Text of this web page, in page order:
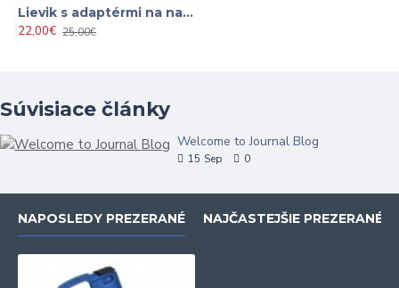
Lievik s adaptérmi na nalievanie oleja 8-dielna
22,00€ 25,00€
Súvisiace články
Welcome to Journal Blog
15 Sep 0
NAPOSLEDY PREZERANÉ NAJČASTEJŠIE PREZERANÉ